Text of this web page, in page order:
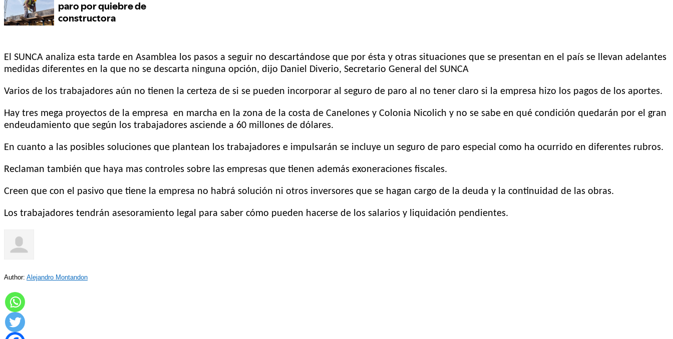
El SUNCA analiza esta tarde en Asamblea los pasos a seguir no descartándose que por ésta y otras situaciones que se presentan en el país se llevan adelantes
medidas diferentes en la que no se descarta ninguna opción, dijo Daniel Diverio, Secretario General del SUNCA
Varios de los trabajadores aún no tienen la certeza de si se pueden incorporar al seguro de paro al no tener claro si la empresa hizo los pagos de los aportes.
Hay tres mega proyectos de la empresa en marcha en la zona de la costa de Canelones y Colonia Nicolich y no se sabe en qué condición quedarán por el gran
endeudamiento que según los trabajadores asciende a 60 millones de dólares.
En cuanto a las posibles soluciones que plantean los trabajadores e impulsarán se incluye un seguro de paro especial como ha ocurrido en diferentes rubros.
Reclaman también que haya mas controles sobre las empresas que tienen además exoneraciones fiscales.
Creen que con el pasivo que tiene la empresa no habrá solución ni otros inversores que se hagan cargo de la deuda y la continuidad de las obras.
Los trabajadores tendrán asesoramiento legal para saber cómo pueden hacerse de los salarios y liquidación pendientes.
Author: Alejandro Montandon